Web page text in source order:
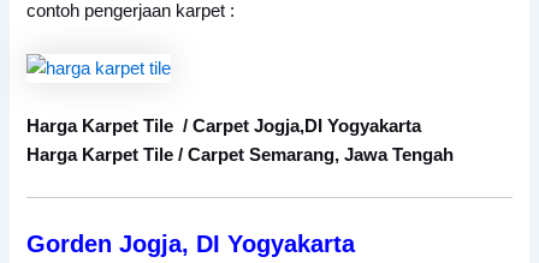
contoh pengerjaan karpet :
Harga Karpet Tile / Carpet Jogja,DI Yogyakarta
Harga Karpet Tile / Carpet Semarang, Jawa Tengah
Gorden Jogja, DI Yogyakarta